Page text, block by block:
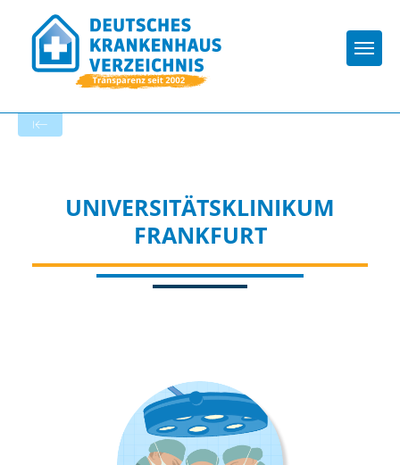
UNIVERSITÄTSKLINIKUM
FRANKFURT